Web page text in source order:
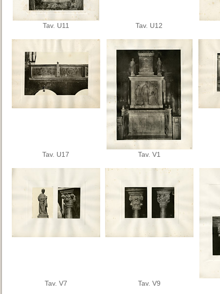
Tav. U11 Tav. U12
Tav. U17 Tav. V1
Tav. V7 Tav. V9